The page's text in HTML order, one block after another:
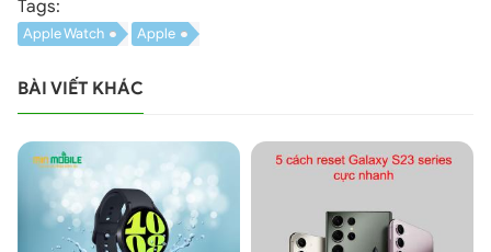
Tags:
Apple Watch Apple
BÀI VIẾT KHÁC